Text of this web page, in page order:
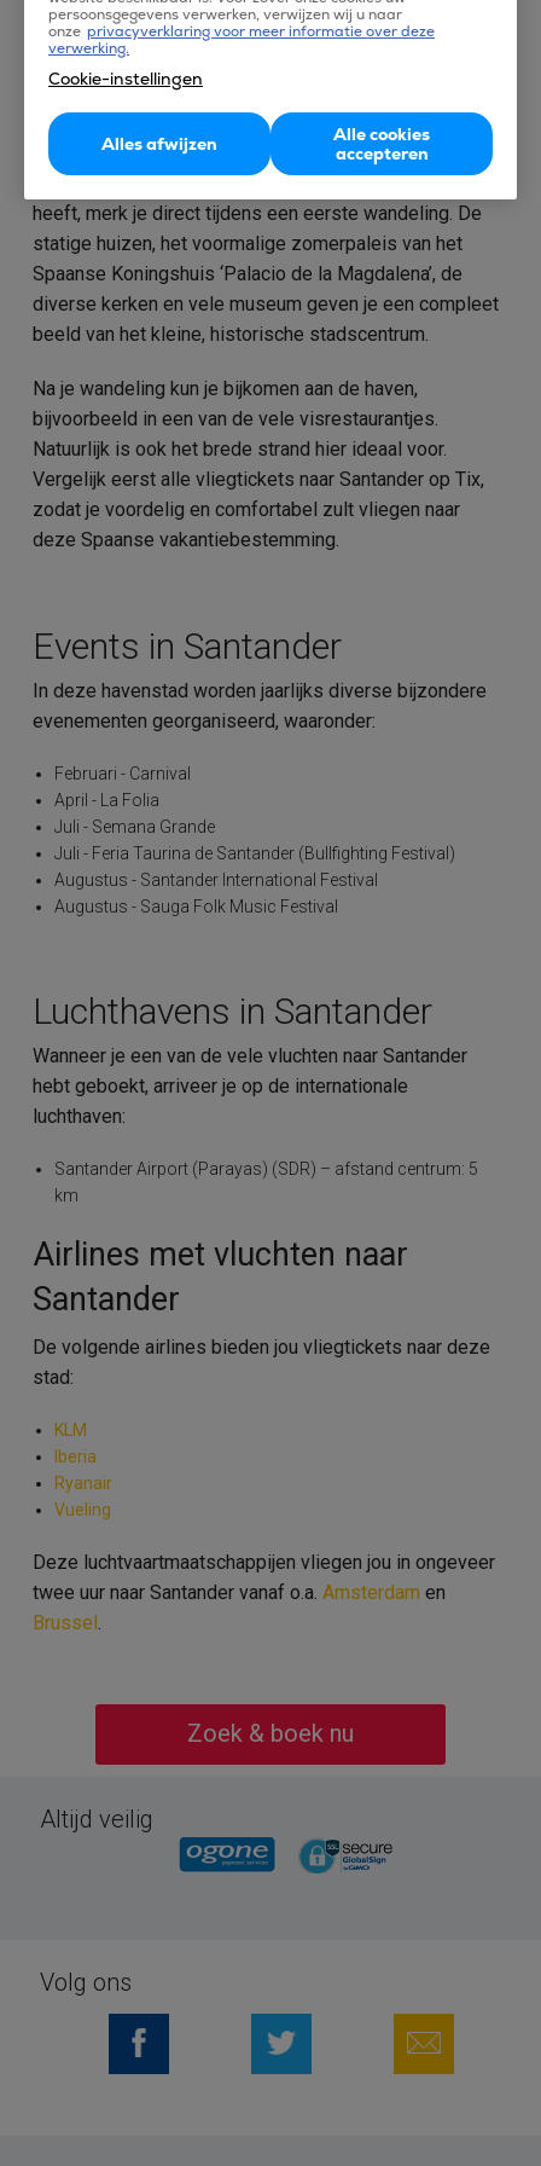
Vliegen naar Santander
Vlieg met Tix naar de sfeervolle havenstad Santander,
gelegen in het noorden van Spanje. Dat de stad klasse
heeft, merk je direct tijdens een eerste wandeling. De
statige huizen, het voormalige zomerpaleis van het
Spaanse Koningshuis ‘Palacio de la Magdalena’, de
diverse kerken en vele museum geven je een compleet
beeld van het kleine, historische stadscentrum.
Na je wandeling kun je bijkomen aan de haven,
bijvoorbeeld in een van de vele visrestaurantjes.
Natuurlijk is ook het brede strand hier ideaal voor.
Vergelijk eerst alle vliegtickets naar Santander op Tix,
zodat je voordelig en comfortabel zult vliegen naar
deze Spaanse vakantiebestemming.
Events in Santander
In deze havenstad worden jaarlijks diverse bijzondere
evenementen georganiseerd, waaronder:
Februari - Carnival
April - La Folia
Juli - Semana Grande
Juli - Feria Taurina de Santander (Bullfighting Festival)
Augustus - Santander International Festival
Augustus - Sauga Folk Music Festival
Luchthavens in Santander
Wanneer je een van de vele vluchten naar Santander
hebt geboekt, arriveer je op de internationale
luchthaven:
Santander Airport (Parayas) (SDR) – afstand centrum: 5
km
Airlines met vluchten naar
Santander
De volgende airlines bieden jou vliegtickets naar deze
stad:
KLM
Iberia
Ryanair
Vueling
Deze luchtvaartmaatschappijen vliegen jou in ongeveer
twee uur naar Santander vanaf o.a. Amsterdam en
Brussel.
Zoek & boek nu
Altijd veilig
Volg ons
persoonsgegevens verwerken, verwijzen wij u naar
onze privacyverklaring voor meer informatie over deze
verwerking.
Cookie-instellingen
Alles afwijzen
Alle cookies
accepteren